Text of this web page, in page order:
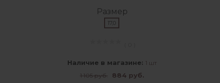
Размер
17,0
Наличие в магазине: 1 шт
1 105 руб.
884 руб.